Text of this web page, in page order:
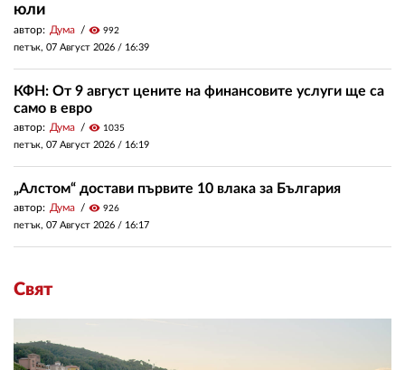
юли
автор: Дума visibility 992
петък, 07 Август 2026 / 16:39
КФН: От 9 август цените на финансовите услуги ще са
само в евро
автор: Дума visibility 1035
петък, 07 Август 2026 / 16:19
„Алстом“ достави първите 10 влака за България
автор: Дума visibility 926
петък, 07 Август 2026 / 16:17
Свят